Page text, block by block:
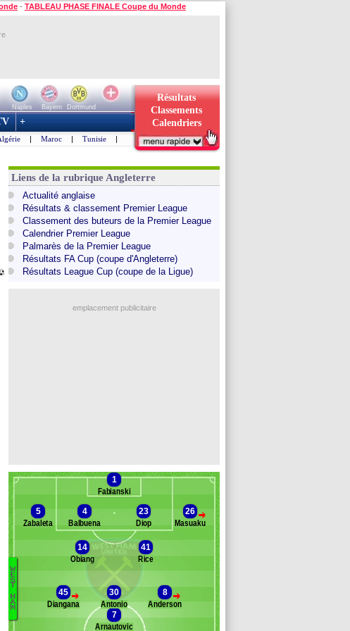
- TABLEAU PHASE FINALE Coupe du Monde
Naples Bayern
Dortmund
Résultats
Classements
Calendriers
+
| Maroc | Tunisie |
Liens de la rubrique Angleterre
Actualité anglaise
Résultats & classement Premier League
Classement des buteurs de la Premier League
Calendrier Premier League
Palmarès de la Premier League
Résultats FA Cup (coupe d'Angleterre)
Résultats League Cup (coupe de la Ligue)
emplacement publicitaire
Banc des remplaçants
Carroll
Cresswell
W
E
S
T
H
A
M
1
Fabianski
5
Zabaleta
4
Balbuena
23
Diop
>
26
Masuaku
14
Obiang
41
Rice
>
45
Diangana
30
Antonio
>
8
Anderson
7
Arnautovic